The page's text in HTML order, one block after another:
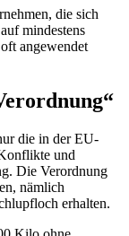
die sich
mindestens
angewendet
die in der EU-
und
Die Verordnung
nämlich
erhalten.